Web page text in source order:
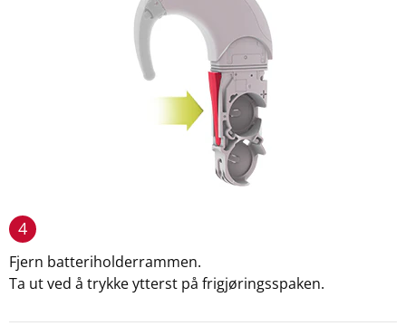
4
Fjern batteriholderrammen.
Ta ut ved å trykke ytterst på frigjøringsspaken.